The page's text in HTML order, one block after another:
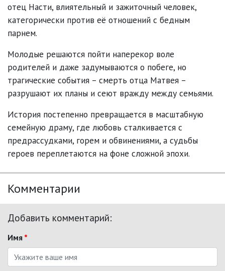
отец Насти, влиятельный и зажиточный человек,
категорически против её отношений с бедным
парнем.
Молодые решаются пойти наперекор воле
родителей и даже задумываются о побеге, но
трагические события – смерть отца Матвея –
разрушают их планы и сеют вражду между семьями.
История постепенно превращается в масштабную
семейную драму, где любовь сталкивается с
предрассудками, горем и обвинениями, а судьбы
героев переплетаются на фоне сложной эпохи.
Комментарии
Добавить комментарий:
Имя *